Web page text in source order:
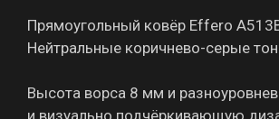
Прямоугольный ковёр Effero
Нейтральные коричнево-серые
Высота ворса 8 мм и
и визуально подчёркивающую